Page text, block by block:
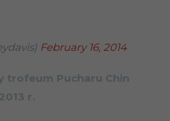
February 16, 2014
trofeum Pucharu Chin
r.